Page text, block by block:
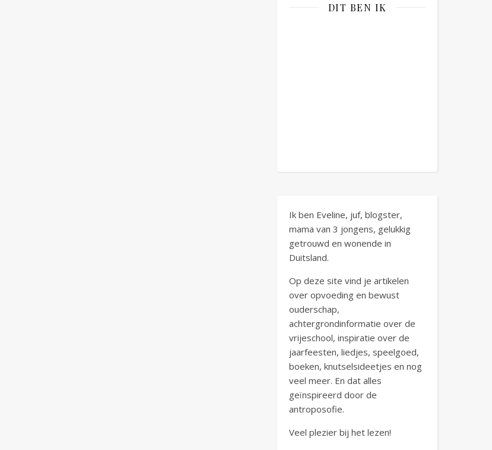
DIT BEN IK
Ik ben Eveline, juf, blogster,
mama van 3 jongens, gelukkig
getrouwd en wonende in
Duitsland.
Op deze site vind je artikelen
over opvoeding en bewust
ouderschap,
achtergrondinformatie over de
vrijeschool, inspiratie over de
jaarfeesten, liedjes, speelgoed,
boeken, knutselsideetjes en nog
veel meer. En dat alles
geïnspireerd door de
antroposofie.
Veel plezier bij het lezen!